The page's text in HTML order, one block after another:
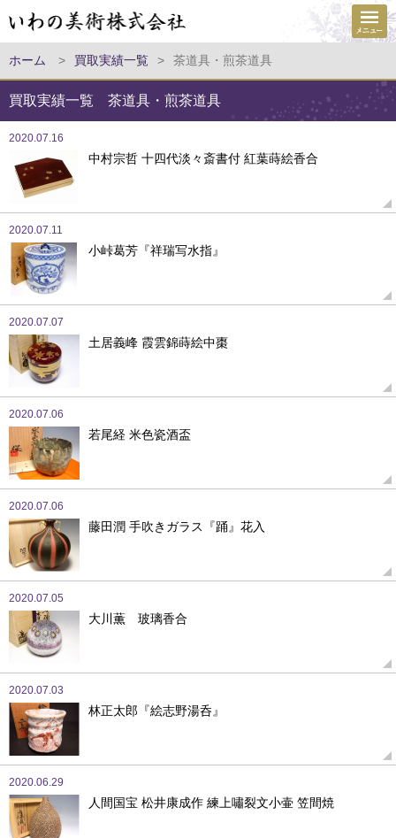
ホーム > 買取実績一覧 > 茶道具・煎茶道具
買取実績一覧 茶道具・煎茶道具
2020.07.16
中村宗哲 十四代淡々斎書付 紅葉蒔絵香合
2020.07.11
小峠葛芳『祥瑞写水指』
2020.07.07
土居義峰 霞雲錦蒔絵中棗
2020.07.06
若尾経 米色瓷酒盃
2020.07.06
藤田潤 手吹きガラス『踊』花入
2020.07.05
大川薫 玻璃香合
2020.07.03
林正太郎『絵志野湯呑』
2020.06.29
人間国宝 松井康成作 練上嘯裂文小壷 笠間焼